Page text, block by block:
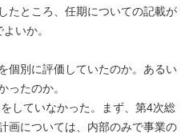
たところ、任期についての記載が
いか。
個別に評価していたのか。あるい
ったのか。
ていなかった。まず、第4次総
画については、内部のみで事業の